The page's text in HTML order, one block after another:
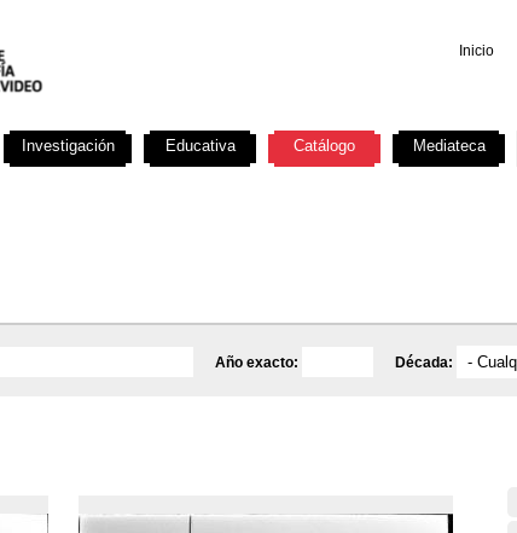
Inicio
Año exacto: Década:
Investigación Educativa Catálogo Mediateca